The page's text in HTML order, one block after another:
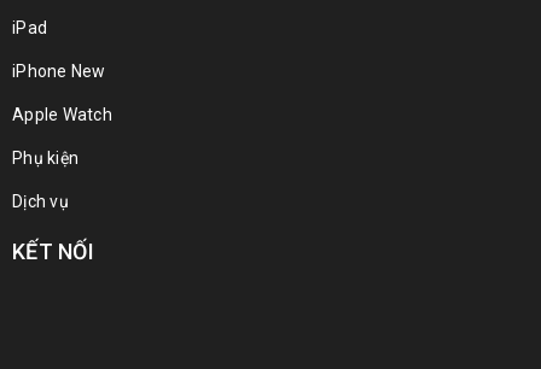
iPad
iPhone New
Apple Watch
Phụ kiện
Dịch vụ
KẾT NỐI